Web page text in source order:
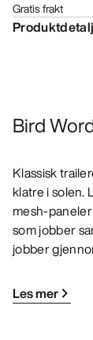
Gratis frakt
Bird
Klassisk
klatre i solen.
mesh-
som jobber
jobber
Les mer